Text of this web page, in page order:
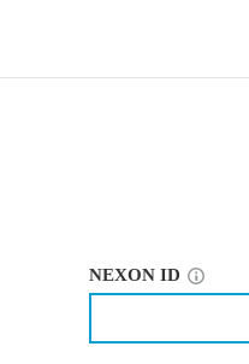
NEXON ID